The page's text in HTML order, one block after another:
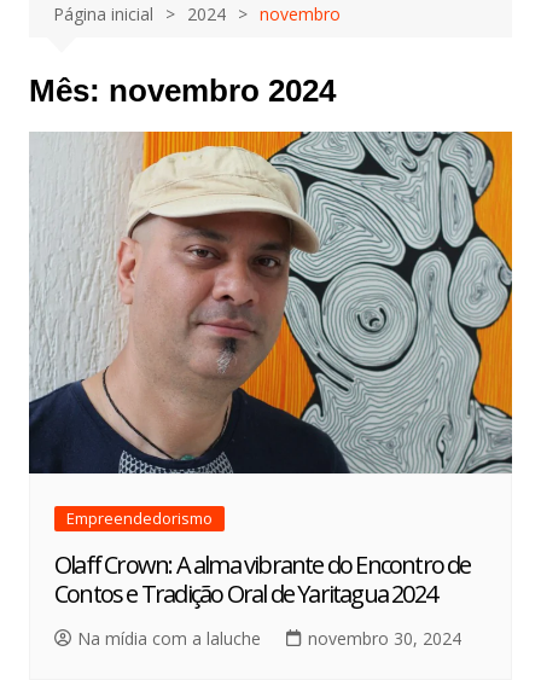
Página inicial 2024 novembro
Mês: novembro 2024
Empreendedorismo
Olaff Crown: A alma vibrante do Encontro de
Contos e Tradição Oral de Yaritagua 2024
Na mídia com a laluche novembro 30, 2024